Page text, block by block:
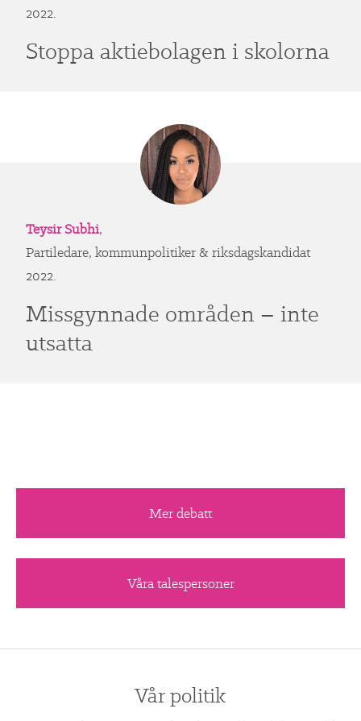
2022.
Stoppa aktiebolagen i skolorna
Teysir Subhi,
Partiledare, kommunpolitiker & riksdagskandidat
2022.
Missgynnade områden – inte
utsatta
Mer debatt
Våra talespersoner
Vår politik